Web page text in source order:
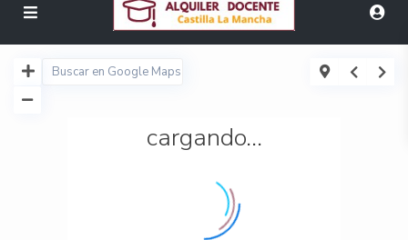
cargando...